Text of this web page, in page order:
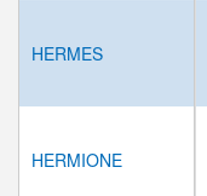
HERMES
HERMIONE